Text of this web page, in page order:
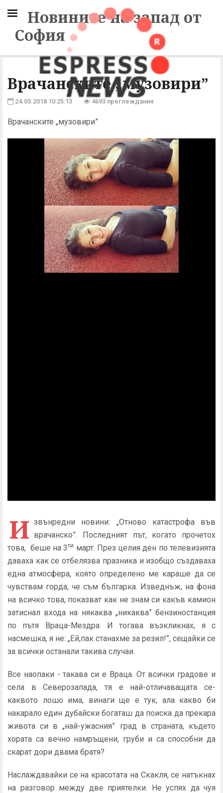
Новините на запад от
София
Врачанските „музовири”
24.03.2018 10:25:13 4693 преглеждания
Врачанските „музовири”
И звънредни новини: „Отново катастрофа във
врачанско”. Последният път, когато прочетох
това, беше на 3ти март. През целия ден по телевизията
даваха как се отбелязва празника и изобщо създаваха
една атмосфера, която определено ме караше да се
чувствам горда, че съм българка. Изведнъж, на фона
на всичко това, показват как не знам си какъв камион
затиснал входа на някаква „никаква” бензиностанция
по пътя Враца-Мездра. И тогава възкликнах, я с
насмешка, я не: „Ей,пак станахме за резил!”, сещайки се
за всички останали такива случаи.
Все наопаки - такава си е Враца. От всички градове и
села в Северозапада, тя е най-отличаващата се-
каквото лошо има, винаги ще е тук, ала какво би
накарало един дубайски богаташ да поиска да прекара
живота си в „най-ужасния” град в страната, където
хората са вечно намръщени, груби и са способни да
скарат дори двама братя?
Наслаждавайки се на красотата на Скакля, се натъкнах
на разговор между две приятелки. Не успях да чуя